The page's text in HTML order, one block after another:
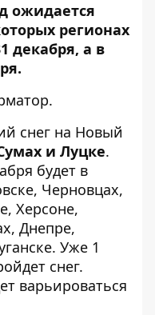
ожидается
регионах
декабря, а в
.
снег на Новый
и Луцке.
будет в
Черновцах,
Херсоне,
Днепре,
Уже 1
снег.
варьироваться